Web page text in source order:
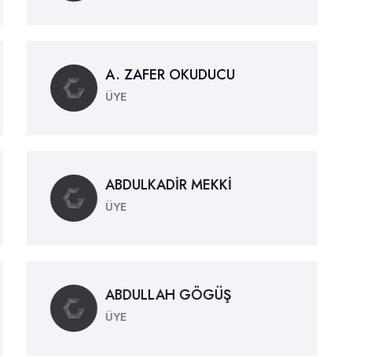
A. ZAFER OKUDUCU
ÜYE
ABDULKADİR MEKKİ
ÜYE
ABDULLAH GÖGÜŞ
ÜYE